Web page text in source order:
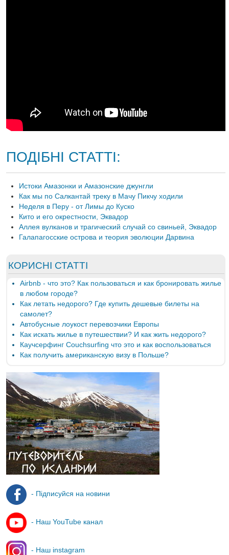
ПОДІБНІ СТАТТІ:
Истоки Амазонки и Амазонские джунгли
Как мы по Салкантай треку в Мачу Пикчу ходили
Неделя в Перу - от Лимы до Куско
Кито и его окрестности, Эквадор
Аллея вулканов и трагический случай со свиньей, Эквадор
Галапагосские острова и теория эволюции Дарвина
КОРИСНІ СТАТТІ
Airbnb - что это? Как пользоваться и как бронировать жилье
в любом городе?
Как летать недорого? Где купить дешевые билеты на
самолет?
Автобусные лоукост перевозчики Европы
Как искать жилье в путешествии? И как жить недорого?
Каучсерфинг Couchsurfing что это и как воспользоваться
Как получить американскую визу в Польше?
- Підписуйся на новини
- Наш YouTube канал
- Наш instagram